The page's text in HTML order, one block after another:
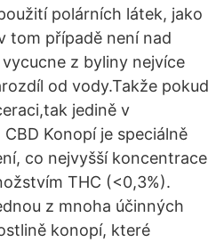
polárních látek, jako
tom případě není nad
z byliny nejvíce
od vody.Takže pokud
jedině v
Konopí je speciálně
co nejvyšší koncentrace
THC (<0,3%).
z mnoha účinných
konopí, které